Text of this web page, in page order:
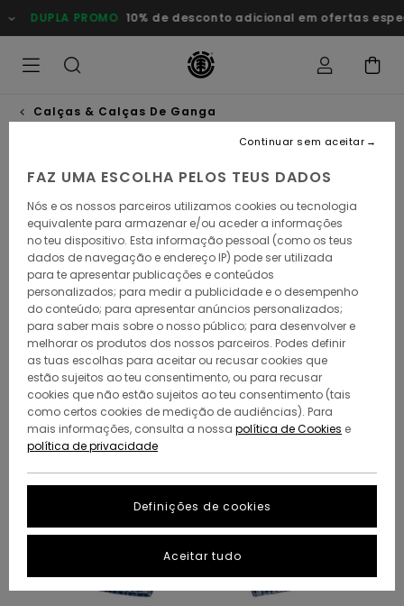
para
a
DUPLA PROMO 10% de desconto adicional em ofertas
Calças & Calças De Ganga
FAZ UMA ESCOLHA PELOS TEUS DADOS
Nós e os nossos parceiros utilizamos cookies ou tecnologia
equivalente para armazenar e/ou aceder a informações
no teu dispositivo. Esta informação pessoal (como os teus
dados de navegação e endereço IP) pode ser utilizada
para te apresentar publicações e conteúdos
personalizados; para medir a publicidade e o desempenho
do conteúdo; para apresentar anúncios personalizados;
para saber mais sobre o nosso público; para desenvolver e
melhorar os produtos dos nossos parceiros. Podes definir
as tuas escolhas para aceitar ou recusar cookies que
estão sujeitos ao teu consentimento, ou para recusar
cookies que não estão sujeitos ao teu consentimento (tais
como certos cookies de medição de audiências). Para
mais informações, consulta a nossa política de Cookies e
política de privacidade
Definições de cookies
Continuar sem aceitar
Aceitar tudo